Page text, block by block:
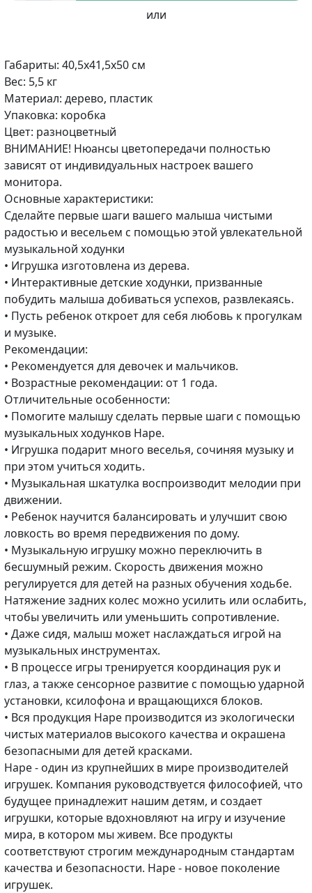
или
Габариты: 40,5х41,5х50 см
Вес: 5,5 кг
Материал: дерево, пластик
Упаковка: коробка
Цвет: разноцветный
ВНИМАНИЕ! Нюансы цветопередачи полностью
зависят от индивидуальных настроек вашего
монитора.
Основные характеристики:
Сделайте первые шаги вашего малыша чистыми
радостью и весельем с помощью этой увлекательной
музыкальной ходунки
• Игрушка изготовлена из дерева.
• Интерактивные детские ходунки, призванные
побудить малыша добиваться успехов, развлекаясь.
• Пусть ребенок откроет для себя любовь к прогулкам
и музыке.
Рекомендации:
• Рекомендуется для девочек и мальчиков.
• Возрастные рекомендации: от 1 года.
Отличительные особенности:
• Помогите малышу сделать первые шаги с помощью
музыкальных ходунков Hape.
• Игрушка подарит много веселья, сочиняя музыку и
при этом учиться ходить.
• Музыкальная шкатулка воспроизводит мелодии при
движении.
• Ребенок научится балансировать и улучшит свою
ловкость во время передвижения по дому.
• Музыкальную игрушку можно переключить в
бесшумный режим. Скорость движения можно
регулируется для детей на разных обучения ходьбе.
Натяжение задних колес можно усилить или ослабить,
чтобы увеличить или уменьшить сопротивление.
• Даже сидя, малыш может наслаждаться игрой на
музыкальных инструментах.
• В процессе игры тренируется координация рук и
глаз, а также сенсорное развитие с помощью ударной
установки, ксилофона и вращающихся блоков.
• Вся продукция Hape производится из экологически
чистых материалов высокого качества и окрашена
безопасными для детей красками.
Hape - один из крупнейших в мире производителей
игрушек. Компания руководствуется философией, что
будущее принадлежит нашим детям, и создает
игрушки, которые вдохновляют на игру и изучение
мира, в котором мы живем. Все продукты
соответствуют строгим международным стандартам
качества и безопасности. Hape - новое поколение
игрушек.